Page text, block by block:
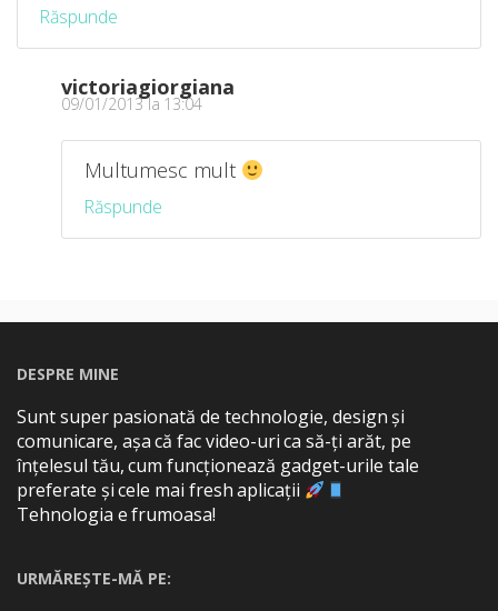
Răspunde
victoriagiorgiana
09/01/2013 la 13:04
Multumesc mult
Răspunde
DESPRE MINE
Sunt super pasionată de technologie, design și
comunicare, așa că fac video-uri ca să-ți arăt, pe
înțelesul tău, cum funcționează gadget-urile tale
preferate și cele mai fresh aplicații
Tehnologia e frumoasa!
URMĂREȘTE-MĂ PE: